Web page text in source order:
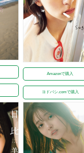
Amazonで購入
ヨドバシ.comで購入